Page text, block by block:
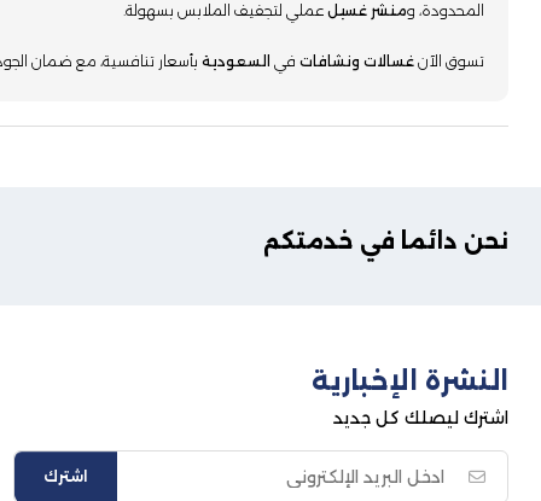
المحدودة، ومنشر غسيل عملي لتجفيف الملابس بسهولة.
تسوق الآن غسالات ونشافات في السعودية بأسعار تنافسية، مع ضمان
نحن دائما في خدمتكم
النشرة الإخبارية
اشترك ليصلك كل جديد
اشترك